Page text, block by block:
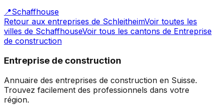
📍Schaffhouse
Retour aux entreprises de SchleitheimVoir toutes les
villes de SchaffhouseVoir tous les cantons de Entreprise
de construction
Entreprise de construction
Annuaire des entreprises de construction en Suisse.
Trouvez facilement des professionnels dans votre
région.